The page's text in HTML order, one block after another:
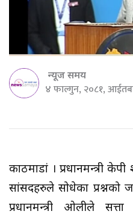
न्यूज समय
४ फाल्गुन, २०८१,
काठमाडौँं । प्रधानमन्त्री
सांसदहरुले सोधेका प्रश्नको
प्रधानमन्त्री ओलीले